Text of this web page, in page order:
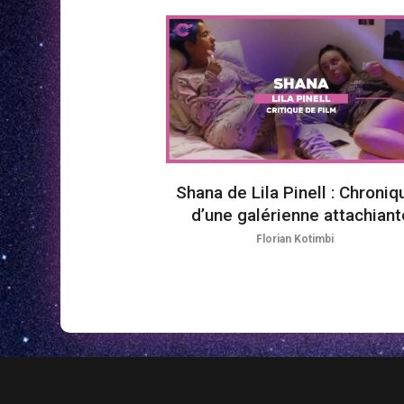
Shana de Lila Pinell :
d’une galérienne
Florian Kotimbi